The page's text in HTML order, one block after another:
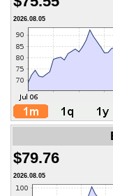
2026.08.05
$79.76
2026.08.05